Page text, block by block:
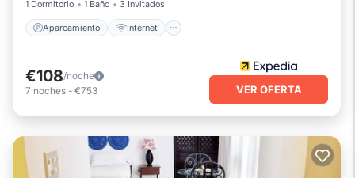
1 Dormitorio 1 Baño 3 Invitados
Aparcamiento Internet
€108/noche
7 noches - €753 VER OFERTA